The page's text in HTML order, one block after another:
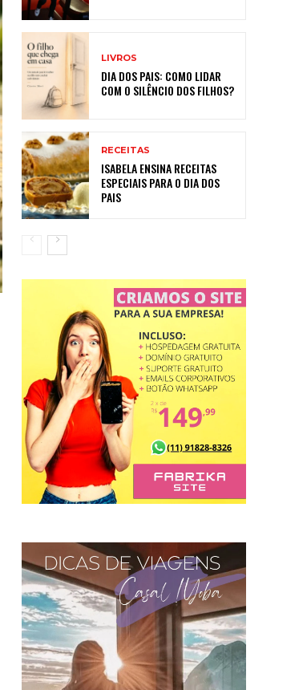
LIVROS
DIA DOS PAIS: COMO LIDAR
COM O SILÊNCIO DOS FILHOS?
RECEITAS
ISABELA ENSINA RECEITAS
ESPECIAIS PARA O DIA DOS
PAIS